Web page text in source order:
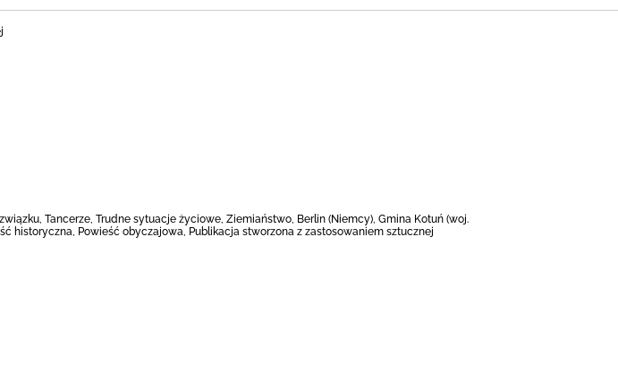
Tancerze, Trudne sytuacje życiowe, Ziemiaństwo, Berlin (Niemcy), Gmina Kotuń (woj.
historyczna, Powieść obyczajowa, Publikacja stworzona z zastosowaniem sztucznej